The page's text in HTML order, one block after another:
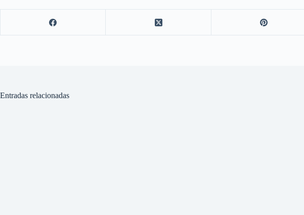
Entradas relacionadas